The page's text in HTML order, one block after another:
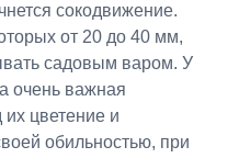
сокодвижение.
от 20 до 40 мм,
садовым варом. У
очень важная
их цветение и
обильностью, при